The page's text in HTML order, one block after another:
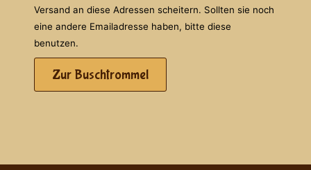
Versand an diese Adressen scheitern. Sollten sie noch
eine andere Emailadresse haben, bitte diese
benutzen.
Zur Buschtrommel